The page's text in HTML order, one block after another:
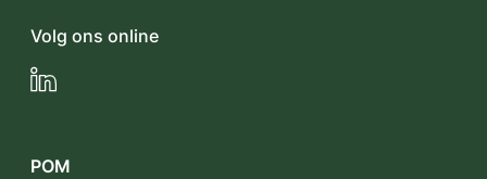
Volg ons online
LinkedIn
POM